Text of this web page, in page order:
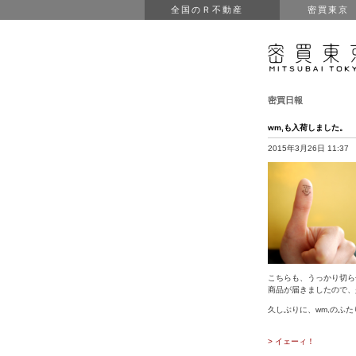
全国のＲ不動産 密買東京
密買日報
wm,も入荷しました。
2015年3月26日 11:37
こちらも、うっかり切
商品が届きましたので
久しぶりに、wm,のふ
> イェーィ！